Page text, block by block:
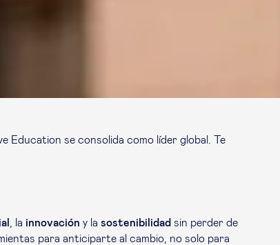
Education se consolida como líder global. Te
, la innovación y la sostenibilidad sin perder de
para anticiparte al cambio, no solo para